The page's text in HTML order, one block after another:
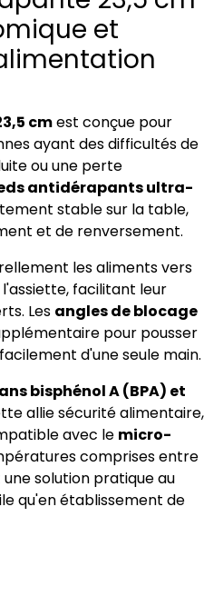
et
cmest conçue pour
ayant des difficultés de
ou une perte
antidérapants ultra-
stable sur la table,
et de renversement.
les aliments vers
facilitant leur
Les angles de blocage
pour pousser
d'une seule main.
bisphénol A (BPA) et
allie sécurité alimentaire,
avec le micro-
comprises entre
une solution pratique au
qu'en établissement de